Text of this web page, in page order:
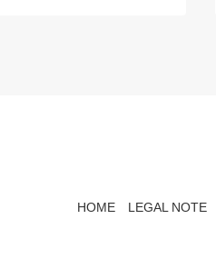
HOME LEGAL NOTE